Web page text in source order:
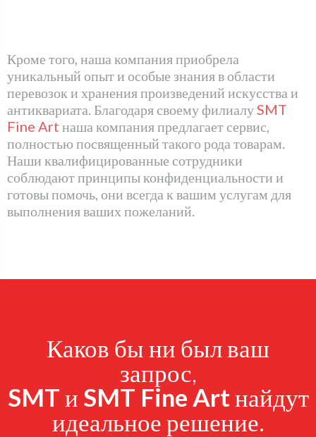
Кроме того, наша компания приобрела
уникальный опыт и особые знания в области
перевозок и хранения произведений искусства и
антиквариата. Благодаря своему филиалуSMT
Fine Art наша компания предлагает сервис,
полностью посвященный такого рода товарам.
Наши квалифицированные сотрудники
соблюдают принципы конфиденциальности и
готовы помочь, они всегда к вашим услугам для
выполнения ваших пожеланий.
Каков бы ни был ваш
запрос,
SMTи SMT Fine Artнайдут
идеальное решение.